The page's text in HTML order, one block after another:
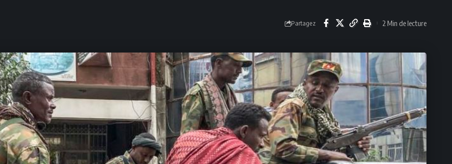
Partagez 2 Min de lecture